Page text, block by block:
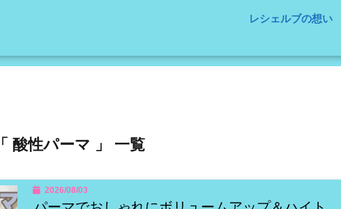
レシェルブの想い
「 酸性パーマ 」 一覧
2026/08/03